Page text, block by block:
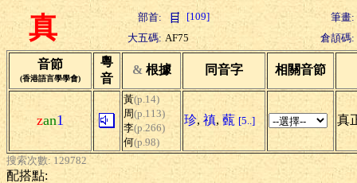
真 部首: [109]
筆畫:
大五碼: AF75 倉頡碼:
音節
(香港語言學學會)
粵
音
& 根據 同音字 相關音節
zan1
黃(p.14)
周(p.113)
李(p.266)
何(p.98)
珍, 禛, 薽 [5..] 真
搜索次數: 129782
配搭點: